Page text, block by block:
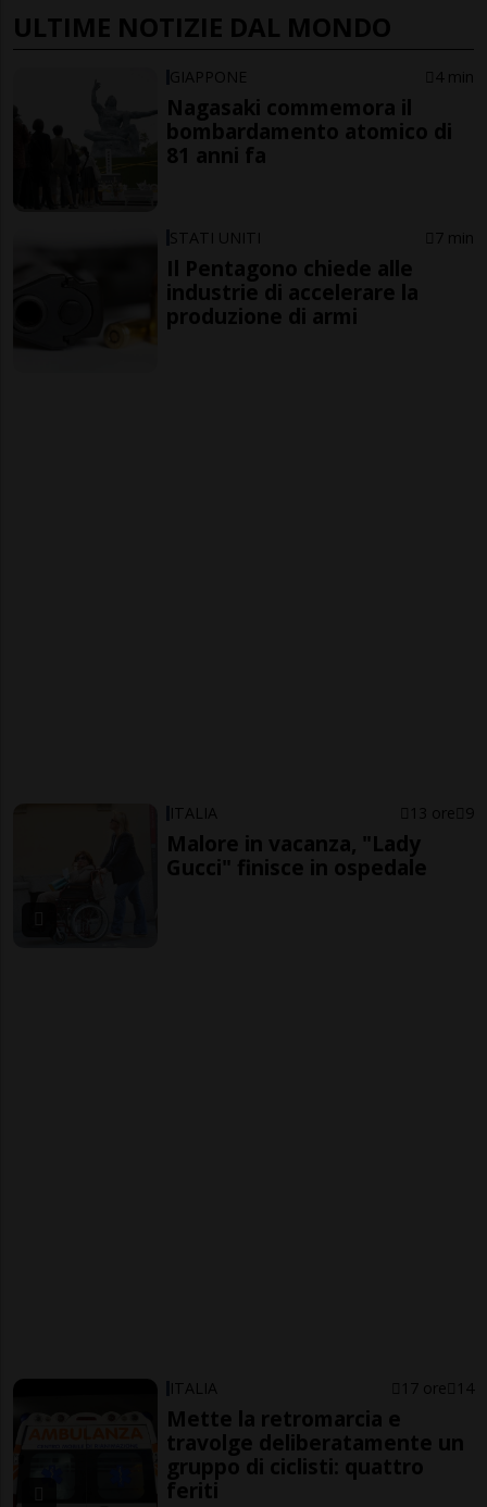
ULTIME NOTIZIE DAL MONDO
GIAPPONE 4 min
Nagasaki commemora il
bombardamento atomico di
81 anni fa
STATI UNITI 7 min
Il Pentagono chiede alle
industrie di accelerare la
produzione di armi
ITALIA 13 ore 9
Malore in vacanza, "Lady
Gucci" finisce in ospedale
ITALIA 17 ore 14
Mette la retromarcia e
travolge deliberatamente un
gruppo di ciclisti: quattro
feriti